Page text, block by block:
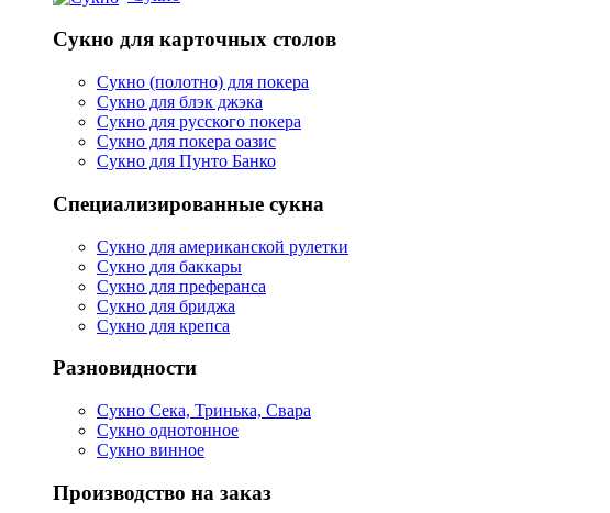
Сукно для карточных столов
Сукно (полотно) для покера
Сукно для блэк джэка
Сукно для русского покера
Сукно для покера оазис
Сукно для Пунто Банко
Специализированные сукна
Сукно для американской рулетки
Сукно для баккары
Сукно для преферанса
Сукно для бриджа
Сукно для крепса
Разновидности
Сукно Сека, Тринька, Свара
Сукно однотонное
Сукно винное
Производство на заказ